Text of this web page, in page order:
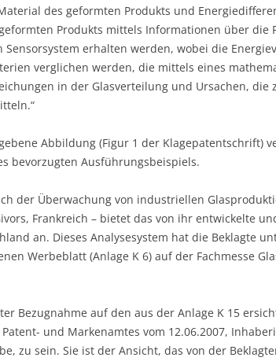
des geformten Produkts und
Produkts mittels Informationen über die
erhalten werden, wobei die
verglichen werden, die mittels eines
in der Glasverteilung und Ursachen, die
Abbildung (Figur 1 der Klagepatentschrift)
bevorzugten Ausführungsbeispiels.
der Überwachung von industriellen
Frankreich – bietet das von ihr entwickelte
an. Dieses Analysesystem hat die Beklagte
Werbeblatt (Anlage K 6) auf der Fachmesse
Bezugnahme auf den aus der Anlage K 15
und Markenamtes vom 12.06.2007,
zu sein. Sie ist der Ansicht, das von der